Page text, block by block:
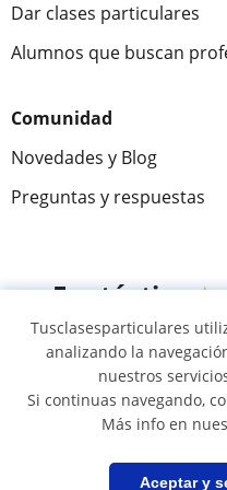
Guardar búsqueda
Dar clases particulares
Alumnos que buscan
Comunidad
Novedades y Blog
Preguntas y respuestas
Fantástica
305915
© 2007 - 2026
Mapa web:
Tusclasesparticulares
analizando la
nuestros
Si continuas navegando,
Más info en
Aceptar y